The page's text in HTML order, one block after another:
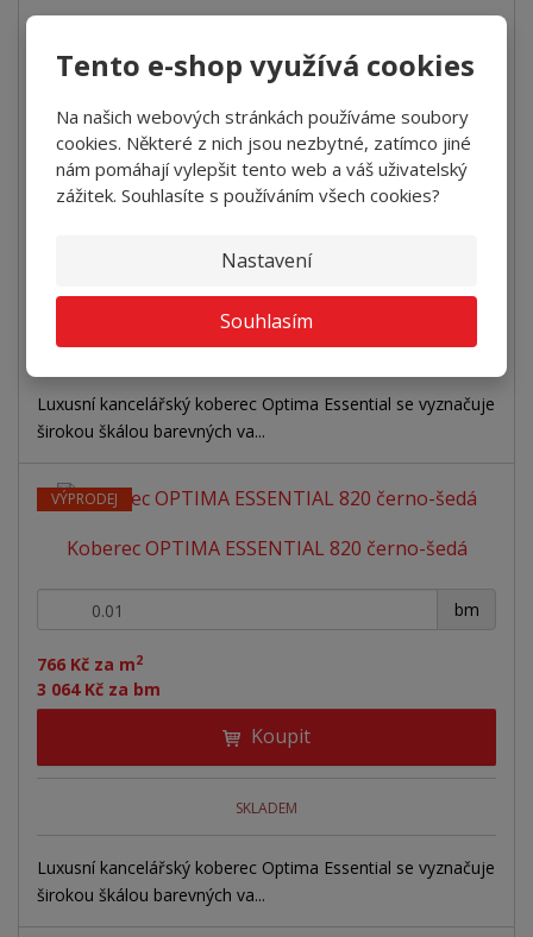
Tento e-shop využívá cookies
Na našich webových stránkách používáme soubory
cookies. Některé z nich jsou nezbytné, zatímco jiné
nám pomáhají vylepšit tento web a váš uživatelský
zážitek. Souhlasíte s používáním všech cookies?
Nastavení
Souhlasím
Koberec OPTIMA ESSENTIAL 720 modrá
766 Kč za m2
bm
+
Koupit
SKLADEM
Luxusní kancelářský koberec Optima Essential se vyznačuje
širokou škálou barevných va...
VÝPRODEJ
Koberec OPTIMA ESSENTIAL 820 černo-šedá
766 Kč za m2
3 064 Kč za bm
bm
+ -
Koupit
SKLADEM
Luxusní kancelářský koberec Optima Essential se vyznačuje
širokou škálou barevných va...